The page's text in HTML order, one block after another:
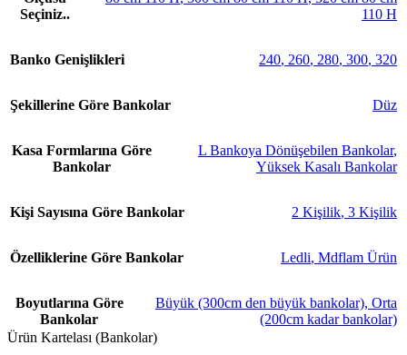
Seçiniz..
110 H
Banko Genişlikleri 240, 260, 280, 300, 320
Şekillerine Göre Bankolar Düz
Kasa Formlarına Göre
Bankolar
L Bankoya Dönüşebilen Bankolar,
Yüksek Kasalı Bankolar
Kişi Sayısına Göre Bankolar 2 Kişilik, 3 Kişilik
Özelliklerine Göre Bankolar Ledli, Mdflam Ürün
Boyutlarına Göre
Bankolar
Büyük (300cm den büyük bankolar), Orta
(200cm kadar bankolar)
Ürün Kartelası (Bankolar)